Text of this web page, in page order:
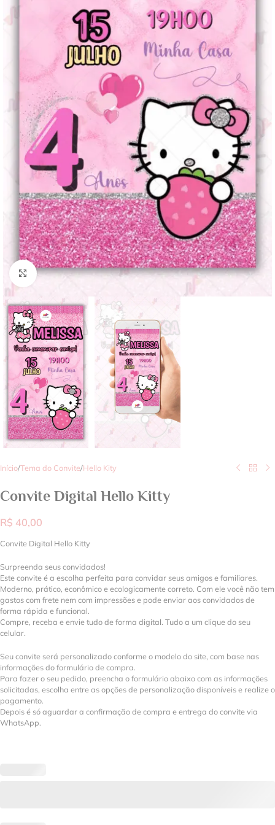
Clique para ampliar
Início/Tema do Convite/Hello Kity
Convite Digital Hello Kitty
R$ 40,00
Convite Digital Hello Kitty
Surpreenda seus convidados!
Este convite é a escolha perfeita para convidar seus amigos e familiares.
Moderno, prático, econômico e ecologicamente correto. Com ele você não tem
gastos com frete nem com impressões e pode enviar aos convidados de
forma rápida e funcional.
Compre, receba e envie tudo de forma digital. Tudo a um clique do seu
celular.
Seu convite será personalizado conforme o modelo do site, com base nas
informações do formulário de compra.
Para fazer o seu pedido, preencha o formulário abaixo com as informações
solicitadas, escolha entre as opções de personalização disponíveis e realize o
pagamento.
Depois é só aguardar a confirmação de compra e entrega do convite via
WhatsApp.